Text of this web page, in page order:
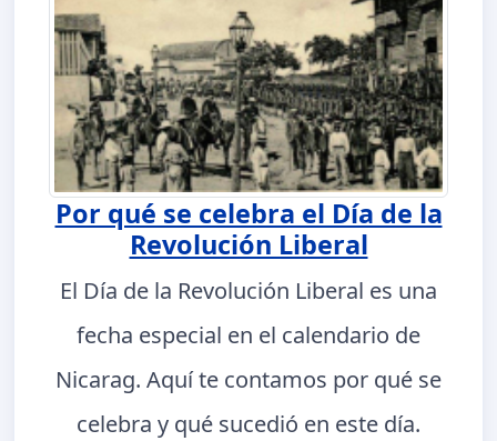
Por qué se celebra el Día de la
Revolución Liberal
El Día de la Revolución Liberal es una
fecha especial en el calendario de
Nicarag. Aquí te contamos por qué se
celebra y qué sucedió en este día.